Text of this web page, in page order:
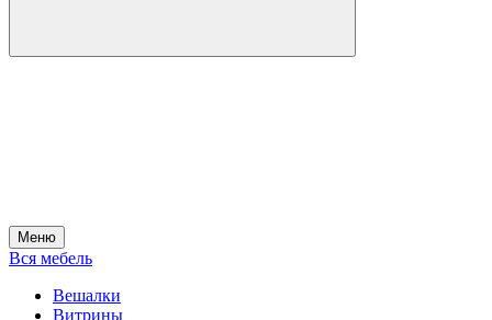
Меню
Вся мебель
Вешалки
Витрины